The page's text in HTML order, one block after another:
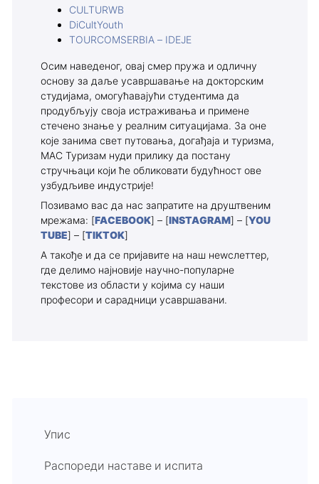
CULTURWB
DiCultYouth
TOURCOMSERBIA – IDEJE
Осим наведеног, овај смер пружа и одличну
основу за даље усавршавање на докторским
студијама, омогућавајући студентима да
продубљују своја истраживања и примене
стечено знање у реалним ситуацијама. За оне
које занима свет путовања, догађаја и туризма,
МАС Туризам нуди прилику да постану
стручњаци који ће обликовати будућност ове
узбудљиве индустрије!
Позивамо вас да нас запратите на друштвеним
мрежама: [FACEBOOK] – [INSTAGRAM] – [YOU
TUBE] – [TIKTOK]
А такође и да се пријавите на наш неwслеттер,
где делимо најновије научно-популарне
текстове из области у којима су наши
професори и сарадници усавршавани.
Упис
Распореди наставе и испита